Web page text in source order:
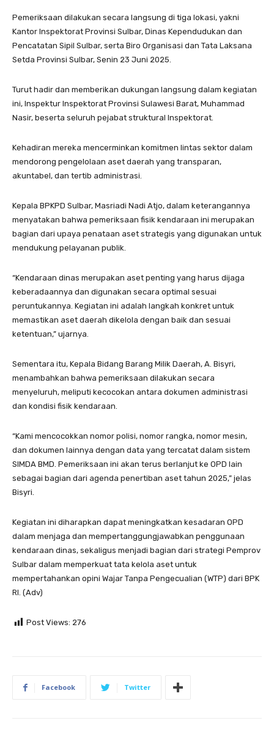
Pemeriksaan dilakukan secara langsung di tiga lokasi, yakni
Kantor Inspektorat Provinsi Sulbar, Dinas Kependudukan dan
Pencatatan Sipil Sulbar, serta Biro Organisasi dan Tata Laksana
Setda Provinsi Sulbar, Senin 23 Juni 2025.
Turut hadir dan memberikan dukungan langsung dalam kegiatan
ini, Inspektur Inspektorat Provinsi Sulawesi Barat, Muhammad
Nasir, beserta seluruh pejabat struktural Inspektorat.
Kehadiran mereka mencerminkan komitmen lintas sektor dalam
mendorong pengelolaan aset daerah yang transparan,
akuntabel, dan tertib administrasi.
Kepala BPKPD Sulbar, Masriadi Nadi Atjo, dalam keterangannya
menyatakan bahwa pemeriksaan fisik kendaraan ini merupakan
bagian dari upaya penataan aset strategis yang digunakan untuk
mendukung pelayanan publik.
“Kendaraan dinas merupakan aset penting yang harus dijaga
keberadaannya dan digunakan secara optimal sesuai
peruntukannya. Kegiatan ini adalah langkah konkret untuk
memastikan aset daerah dikelola dengan baik dan sesuai
ketentuan,” ujarnya.
Sementara itu, Kepala Bidang Barang Milik Daerah, A. Bisyri,
menambahkan bahwa pemeriksaan dilakukan secara
menyeluruh, meliputi kecocokan antara dokumen administrasi
dan kondisi fisik kendaraan.
“Kami mencocokkan nomor polisi, nomor rangka, nomor mesin,
dan dokumen lainnya dengan data yang tercatat dalam sistem
SIMDA BMD. Pemeriksaan ini akan terus berlanjut ke OPD lain
sebagai bagian dari agenda penertiban aset tahun 2025,” jelas
Bisyri.
Kegiatan ini diharapkan dapat meningkatkan kesadaran OPD
dalam menjaga dan mempertanggungjawabkan penggunaan
kendaraan dinas, sekaligus menjadi bagian dari strategi Pemprov
Sulbar dalam memperkuat tata kelola aset untuk
mempertahankan opini Wajar Tanpa Pengecualian (WTP) dari BPK
RI. (Adv)
Post Views: 276
Facebook Twitter